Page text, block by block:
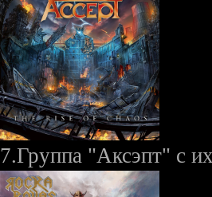
7.Группа "Аксэпт" с